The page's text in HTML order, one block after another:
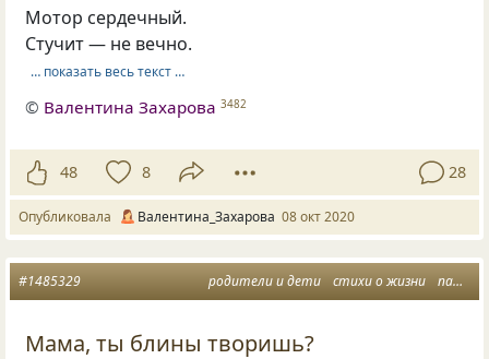
Мотор сердечный.
Стучит — не вечно.
… показать весь текст …
© Валентина Захарова 3482
48 8 28
Опубликовала Валентина_Захарова 08 окт 2020
родители и дети стихи о жизни память любимые и дорогие
#1485329
Мама, ты блины творишь?